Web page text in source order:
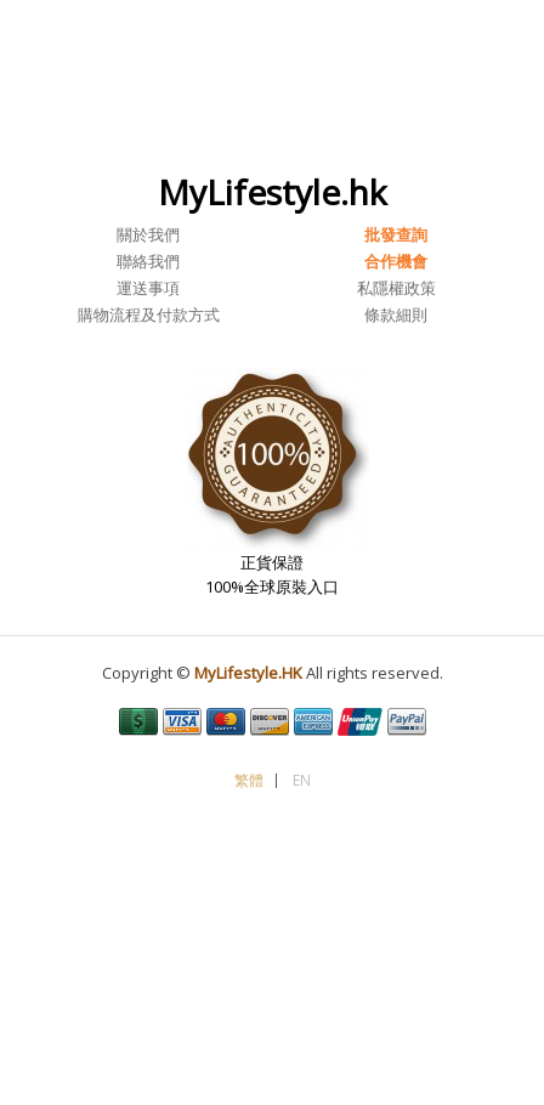
MyLifestyle.hk
關於我們
批發查詢
聯絡我們
合作機會
運送事項
私隱權政策
購物流程及付款方式
條款細則
正貨保證
100%全球原裝入口
Copyright © MyLifestyle.HKAll rights reserved.
繁體 EN